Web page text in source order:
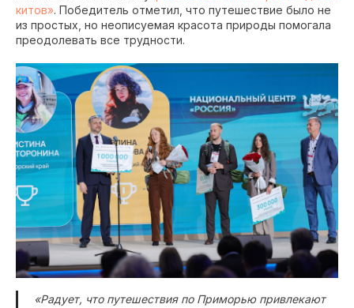
китов». Победитель отметил, что путешествие было не
из простых, но неописуемая красота природы помогала
преодолевать все трудности.
«Радует, что путешествия по Приморью привлекают